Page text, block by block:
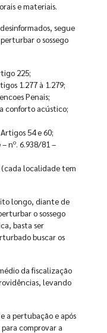
e materiais.
segue
o sossego
225;
1.277 à 1.279;
Penais;
conforto acústico;
54 e 60;
nº. 6.938/81 –
localidade tem
longo, diante de
o sossego
basta ser
buscar os
da fiscalização
levando
a pertubação e após
comprovar a